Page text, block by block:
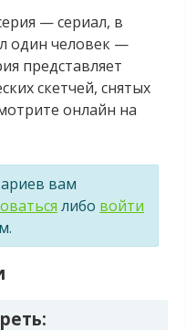
— сериал, в
один человек —
представляет
скетчей, снятых
онлайн на
вам
либо войти